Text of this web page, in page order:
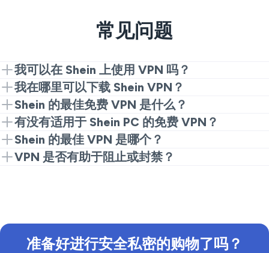
常见问题
我可以在 Shein 上使用 VPN 吗？
可以。安装 VeePN，连接到附近的服务器，并启动应
用。这就是获得私密稳定路线的全部步骤。
我在哪里可以下载 Shein VPN？
从我们的网站或应用商店获取 VeePN，安装它，选择
一个位置，并开始购物。
Shein 的最佳免费 VPN 是什么？
免费服务通常会限制、增加限制或跟踪数据。为了可靠
的访问，付费选项如 VeePN 是更安全的选择。
有没有适用于 Shein PC 的免费 VPN？
大多数免费桌面应用在高峰期挣扎，可能会记录活动。
VeePN 保持您的 PC 会话加密和一致性。
Shein 的最佳 VPN 是哪个？
寻找快速协议、大量服务器和明确的无日志政策。
VPN 是否有助于阻止或封禁？
准备好进行安全私密的购物了吗？